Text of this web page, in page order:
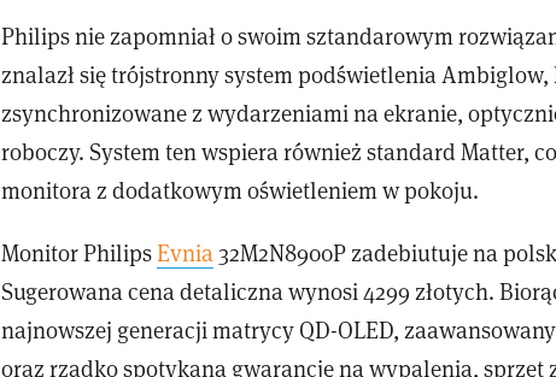
Philips nie zapomniał o swoim sztandarowym
znalazł się trójstronny system podświetlenia
zsynchronizowane z wydarzeniami na ekranie,
roboczy. System ten wspiera również standard Matter,
monitora z dodatkowym oświetleniem w pokoju.
Monitor PhilipsEvnia 32M2N8900P zadebiutuje na
Sugerowana cena detaliczna wynosi 4299 złotych.
najnowszej generacji matrycy QD-OLED,
oraz rzadko spotykaną gwarancję na wypalenia, sprzęt